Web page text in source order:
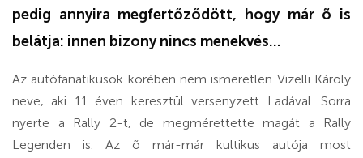
pedig annyira megfertőződött, hogy már õ is
belátja: innen bizony nincs menekvés...
Az autófanatikusok körében nem ismeretlen Vizelli Károly
neve, aki 11 éven keresztül versenyzett Ladával. Sorra
nyerte a Rally 2-t, de megmérettette magát a Rally
Legenden is. Az õ már-már kultikus autója most